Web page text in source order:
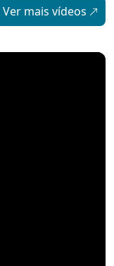
Ver mais vídeos